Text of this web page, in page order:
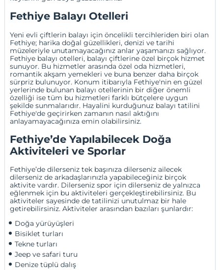
Fethiye Balayı Otelleri
Yeni evli çiftlerin balayı için öncelikli tercihleriden biri olan
Fethiye; harika doğal güzellikleri, denizi ve tarihi
müzeleriyle unutamayacağınız anlar yaşamanızı sağlıyor.
Fethiye balayı otelleri, balayı çiftlerine özel birçok hizmet
sunuyor. Bu hizmetler arasında özel oda hizmetleri,
romantik akşam yemekleri ve buna benzer daha birçok
sürpriz bulunuyor. Konum itibarıyla Fethiye'nin en güzel
yerlerinde bulunan balayı otellerinin bir diğer önemli
özelliği ise tüm bu hizmetleri farklı bütçelere uygun
şekilde sunmalarıdır. Hayalini kurduğunuz balayı tatilini
Fethiye'de geçirirken zamanın nasıl aktığını
anlayamayacağınıza emin olabilirsiniz.
Fethiye’de Yapılabilecek Doğa
Aktiviteleri ve Sporlar
Fethiye’de dilerseniz tek başınıza dilerseniz ailecek
dilerseniz de arkadaşlarınızla yapabileceğiniz birçok
aktivite vardır. Dilerseniz spor için dilerseniz de yalnızca
eğlenmek için bu aktiviteleri gerçekleştirebilirsiniz. Bu
aktiviteler sayesinde de tatilinizi unutulmaz bir hale
getirebilirsiniz. Aktiviteler arasından bazıları şunlardır:
Doğa yürüyüşleri
Bisiklet turları
Tekne turları
Jeep ve safari turu
Denize tüplü dalış